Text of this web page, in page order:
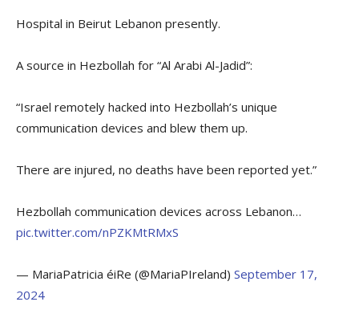
Hospital in Beirut Lebanon presently.
A source in Hezbollah for “Al Arabi Al-Jadid”:
“Israel remotely hacked into Hezbollah’s unique
communication devices and blew them up.
There are injured, no deaths have been reported yet.”
Hezbollah communication devices across Lebanon…
pic.twitter.com/nPZKMtRMxS
— MariaPatricia éiRe (@MariaPIreland) September 17,
2024